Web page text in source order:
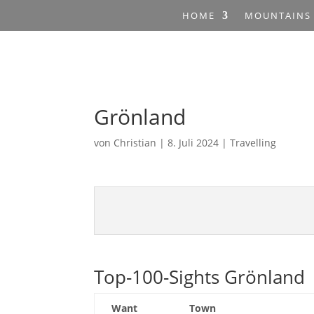
HOME MOUNTAINS
Grönland
von Christian |8. Juli 2024 |Travelling
Top-100-Sights Grönland
Want Town